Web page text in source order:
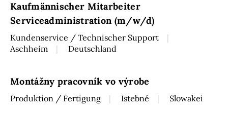
Kaufmännischer Mitarbeiter
Serviceadministration (m/w/d)
Kundenservice / Technischer Support
Aschheim
Deutschland
Montážny pracovník vo výrobe
Produktion / Fertigung Istebné Slowakei